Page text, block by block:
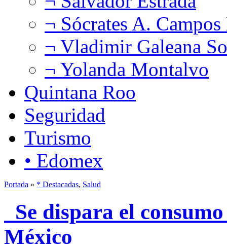
¬ Sócrates A.
¬ Vladimir Galeana
¬ Yolanda Montalvo
Quintana Roo
Seguridad
Turismo
• Edomex
Portada » * Destacadas, Salud
Se dispara el
México